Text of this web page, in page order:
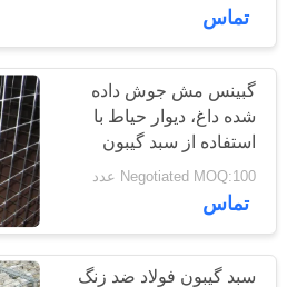
حریم
خصوصیسیم خاردار
207
159
تماس
گبینس مش جوش داده
شده داغ، دیوار حیاط با
استفاده از سبد گیبون
Negotiated MOQ:100 عدد
تماس
سبد گیبون فولاد ضد زنگ